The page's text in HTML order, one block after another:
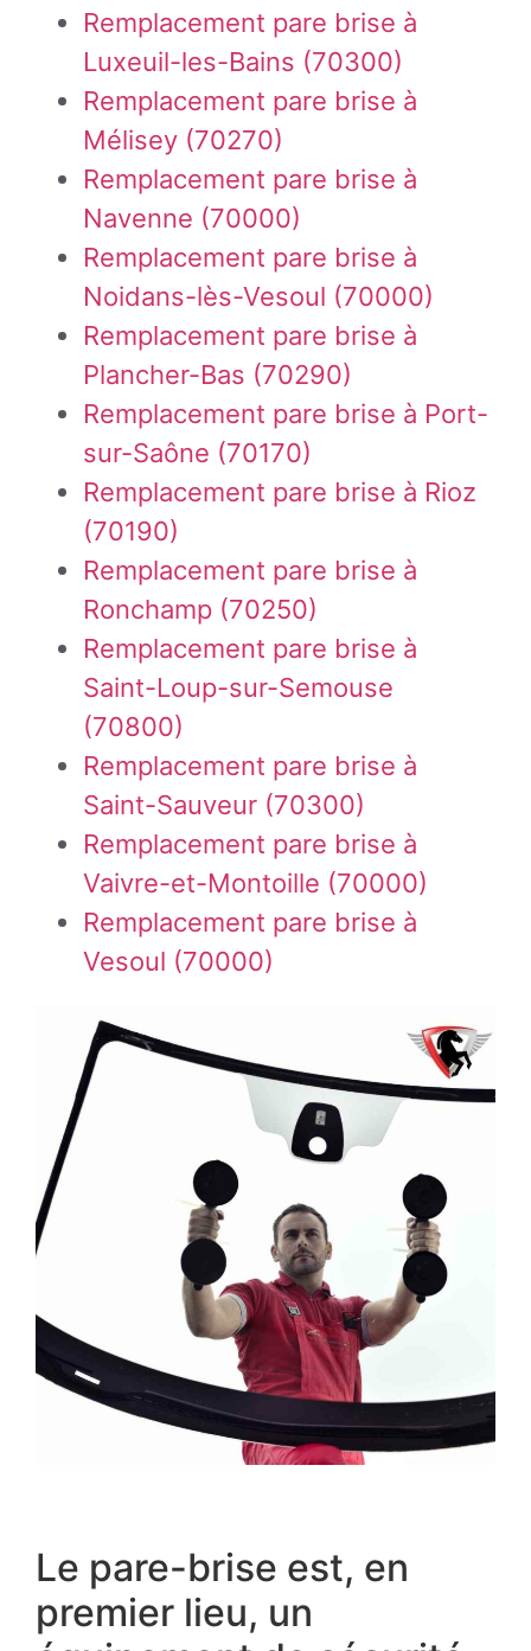
Remplacement pare brise à
Luxeuil-les-Bains (70300)
Remplacement pare brise à
Mélisey (70270)
Remplacement pare brise à
Navenne (70000)
Remplacement pare brise à
Noidans-lès-Vesoul (70000)
Remplacement pare brise à
Plancher-Bas (70290)
Remplacement pare brise à Port-
sur-Saône (70170)
Remplacement pare brise à Rioz
(70190)
Remplacement pare brise à
Ronchamp (70250)
Remplacement pare brise à
Saint-Loup-sur-Semouse
(70800)
Remplacement pare brise à
Saint-Sauveur (70300)
Remplacement pare brise à
Vaivre-et-Montoille (70000)
Remplacement pare brise à
Vesoul (70000)
Le pare-brise est, en
premier lieu, un